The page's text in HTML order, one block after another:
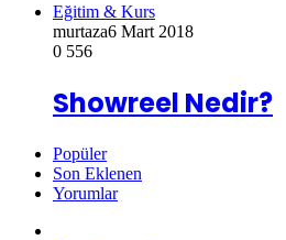
Eğitim & Kurs
murtaza6 Mart 2018
0 556
Showreel Nedir?
Popüler
Son Eklenen
Yorumlar